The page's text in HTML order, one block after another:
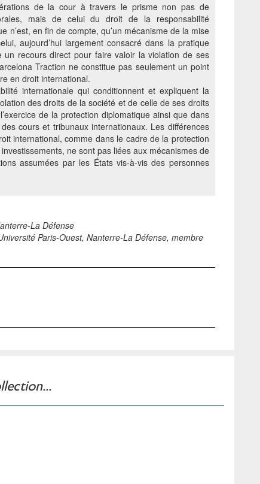
de la cour à travers le prisme non pas de
mais de celui du droit de la responsabilité
n’est, en fin de compte, qu’un mécanisme de la mise
aujourd’hui largement consacré dans la pratique
un recours direct pour faire valoir la violation de ses
Traction ne constitue pas seulement un point
en droit international.
internationale qui conditionnent et expliquent la
des droits de la société et de celle de ses droits
de la protection diplomatique ainsi que dans
cours et tribunaux internationaux. Les différences
international, comme dans le cadre de la protection
ne sont pas liées aux mécanismes de
assumées par les États vis-à-vis des personnes
La Défense
Paris-Ouest, Nanterre-La Défense, membre